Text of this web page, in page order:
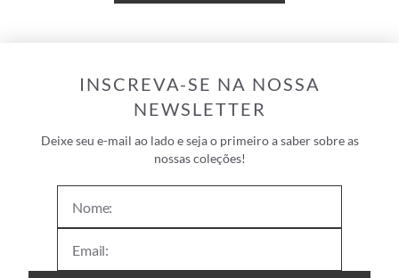
INSCREVA-SE NA NOSSA
NEWSLETTER
Deixe seu e-mail ao lado e seja o primeiro a saber sobre as
nossas coleções!